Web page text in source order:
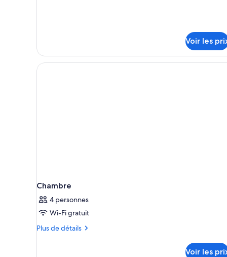
Superior
Room
for
Voir les
Chambre
4 personnes
Wi-Fi gratuit
Plus de détails
Plus
Voir les